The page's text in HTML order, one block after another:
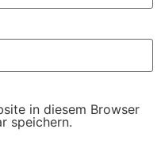
in diesem Browser
speichern.